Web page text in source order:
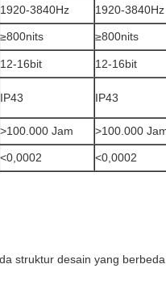
1920-3840Hz 1920-3840Hz
≥800nits ≥800nits
12-16bit
12-16bit
IP43 IP43
>100.000 Jam >100.000
<0,0002 <0,0002
struktur desain yang berbeda.